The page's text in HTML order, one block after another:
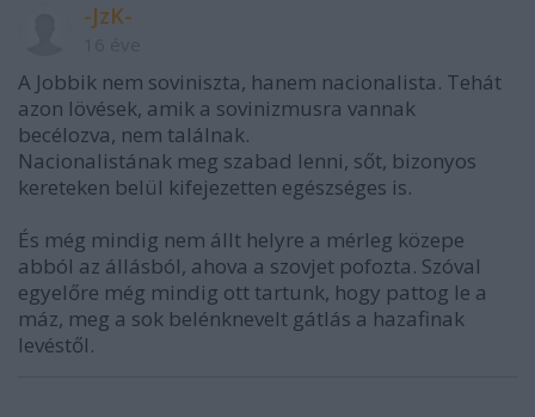
-JzK-
A Jobbik nem soviniszta, hanem nacionalista. Tehát
azon lövések, amik a sovinizmusra vannak
becélozva, nem találnak.
Nacionalistának meg szabad lenni, sőt, bizonyos
kereteken belül kifejezetten egészséges is.
És még mindig nem állt helyre a mérleg közepe
abból az állásból, ahova a szovjet pofozta. Szóval
egyelőre még mindig ott tartunk, hogy pattog le a
máz, meg a sok belénknevelt gátlás a hazafinak
levéstől.